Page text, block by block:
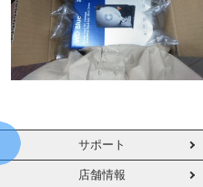
サポート
店舗情報